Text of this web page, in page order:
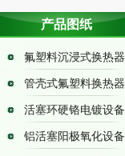
产品图纸
氟塑料沉浸式换热器
管壳式氟塑料换热器
活塞环硬铬电镀设备
铝活塞阳极氧化设备